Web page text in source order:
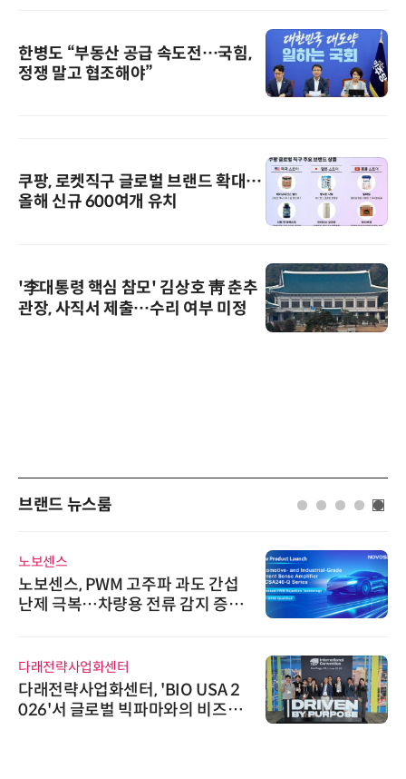
한병도 “부동산 공급 속도전…국힘,
정쟁 말고 협조해야”
쿠팡, 로켓직구 글로벌 브랜드 확대…
올해 신규 600여개 유치
'李대통령 핵심 참모' 김상호 靑 춘추
관장, 사직서 제출…수리 여부 미정
브랜드 뉴스룸
노보센스
노보센스, PWM 고주파 과도 간섭
난제 극복…차량용 전류 감지 증폭
다래전략사업화센터
다래전략사업화센터, 'BIO USA 2
026'서 글로벌 빅파마와의 비즈니